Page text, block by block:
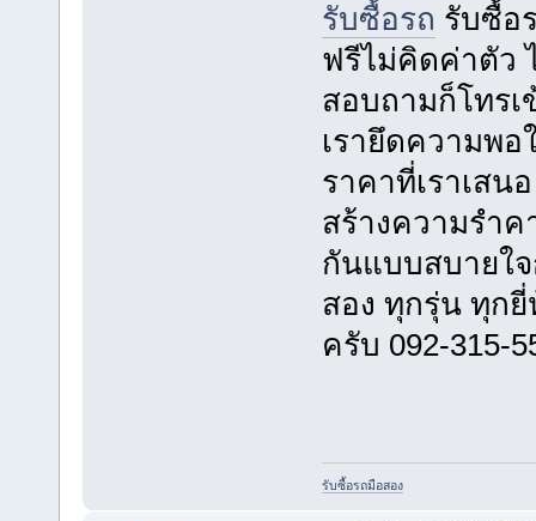
รับซื้อรถ รับซื้อ
ฟรีไม่คิดค่าตัว
สอบถามก็โทรเ
เรายึดความพ
ราคาที่เราเสน
สร้างความรำ
กันแบบสบายใ
สอง ทุกรุ่น ทุก
ครับ 092-315-
รับซื้อรถมือสอง